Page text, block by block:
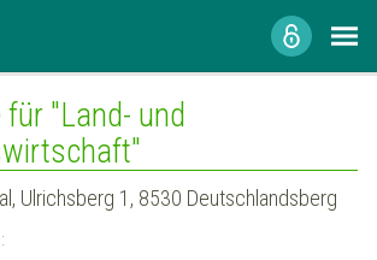
"Land- und
Ulrichsberg 1, 8530 Deutschlandsberg